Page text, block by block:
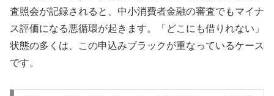
査照会が記録されると、中小消費者金融の審査でもマイナ
ス評価になる悪循環が起きます。「どこにも借りれない」
状態の多くは、この申込みブラックが重なっているケース
です。